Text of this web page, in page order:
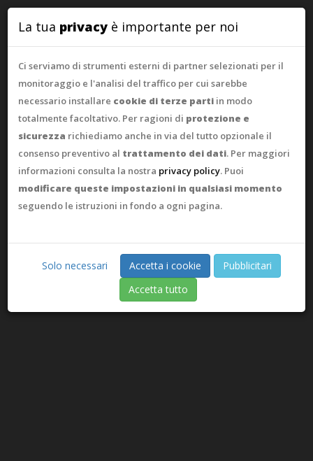
WebAsk
La tua privacy è importante per noi
Ci serviamo di strumenti esterni di partner selezionati per il
monitoraggio e l'analisi del traffico per cui sarebbe
necessario installare cookie di terze parti in modo
totalmente facoltativo. Per ragioni di protezione e
sicurezza richiediamo anche in via del tutto opzionale il
consenso preventivo al trattamento dei dati. Per maggiori
informazioni consulta la nostra privacy policy. Puoi
modificare queste impostazioni in qualsiasi momento
seguendo le istruzioni in fondo a ogni pagina.
Solo necessari Accetta i cookie
Pubblicitari
Accetta tutto